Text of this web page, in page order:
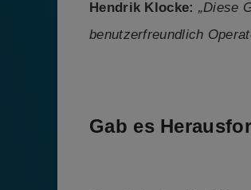
Hendrik Klocke: „Diese
benutzerfreundlich
Gab es